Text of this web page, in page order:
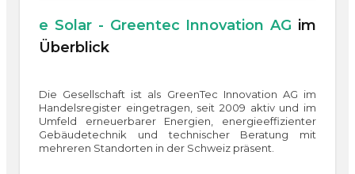
e Solar - Greentec Innovation AG im
Überblick
Die Gesellschaft ist als GreenTec Innovation AG im
Handelsregister eingetragen, seit 2009 aktiv und im
Umfeld erneuerbarer Energien, energieeffizienter
Gebäudetechnik und technischer Beratung mit
mehreren Standorten in der Schweiz präsent.